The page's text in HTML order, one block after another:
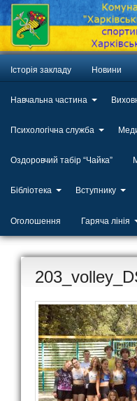
Історія закладу Новини
Навчальна частина
Психологічна служба
Оздоровчий табір “Чайка”
Бібліотека Вступнику
Оголошення Гаряча лінія